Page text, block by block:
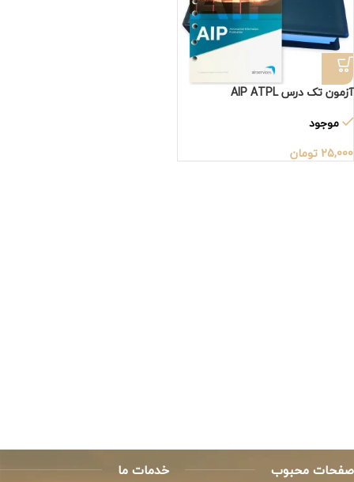
آزمون تک درس AIP ATPL
موجود
25,000 تومان
صفحات محبوب خدمات ما